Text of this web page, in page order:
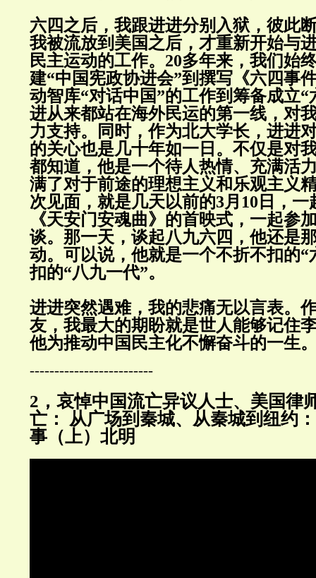
六四之后，我跟进进分别入狱，彼此
我被流放到美国之后，才重新开始与
民主运动的工作。20多年来，我们始
建“中国宪政协进会”到撰写《六四事
动智库“对话中国”的工作到筹备成立“
进从来都站在海外民运的第一线，对
力支持。同时，作为北大学长，进进
的关心也是几十年如一日。不仅是对
都知道，他是一个待人热情、充满活
满了对于前途的理想主义和乐观主义
次见面，就是几天以前的3月10日，
《天安门安魂曲》的首映式，一起参
谈。那一天，谈起八九六四，他还是
动。可以说，他就是一个不折不扣的“
扣的“八九一代”。
进进突然遇难，我的悲痛无以言表。
友，我最大的期盼就是世人能够记住
他为推动中国民主化不懈奋斗的一生
-------------------------
2，哀悼中国流亡异议人士、美国律
亡： 从广场到秦城、从秦城到纽约
事（上）北明